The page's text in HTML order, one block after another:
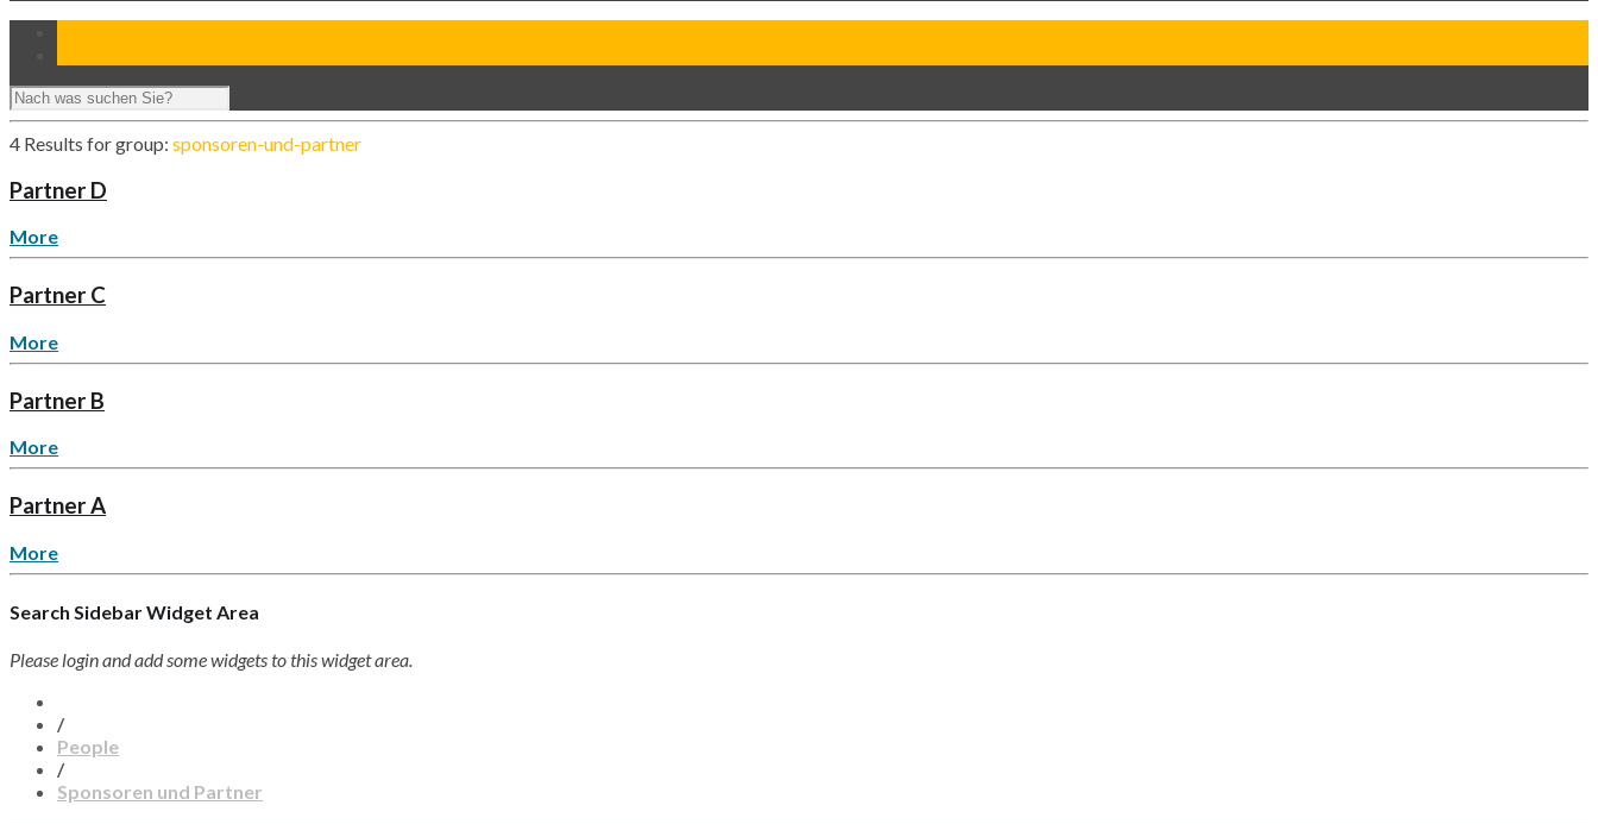
4 Results forgroup: sponsoren-und-partner
Partner D
More
Partner C
More
Partner B
More
Partner A
More
Search Sidebar Widget Area
Please login and add some widgets to this widget area.
/
People
/
Sponsoren und Partner